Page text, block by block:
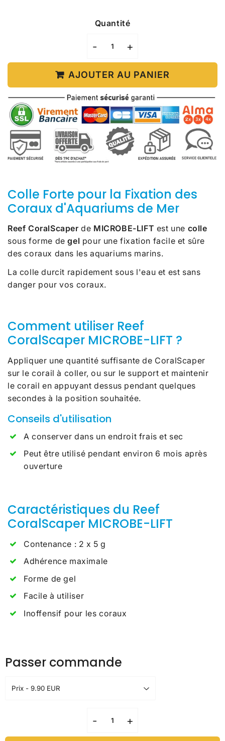
Quantité
- +
AJOUTER AU PANIER
Colle Forte pour la Fixation des
Coraux d'Aquariums de Mer
Reef CoralScaper de MICROBE-LIFT est une colle
sous forme degel pour une fixation facile et sûre
des coraux dans les aquariums marins.
La colle durcit rapidement sous l'eau et est sans
danger pour vos coraux.
Comment utiliser Reef
CoralScaper MICROBE-LIFT ?
Appliquer une quantité suffisante de CoralScaper
sur le corail à coller, ou sur le support et maintenir
le corail en appuyant dessus pendant quelques
secondes à la position souhaitée.
Conseils d'utilisation
A conserver dans un endroit frais et sec
Peut être utilisé pendant environ 6 mois après
ouverture
Caractéristiques du Reef
CoralScaper MICROBE-LIFT
Contenance : 2 x 5 g
Adhérence maximale
Forme de gel
Facile à utiliser
Inoffensif pour les coraux
Passer commande
- +